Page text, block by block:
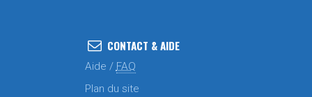
CONTACT & AIDE
Aide / FAQ
Plan du site